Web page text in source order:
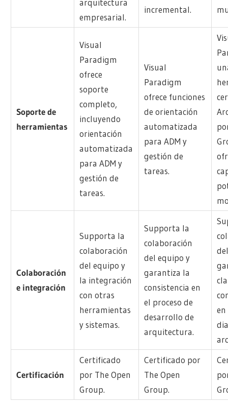
arquitectura
empresarial.
incremental.
Soporte de
herramientas
Visual
Paradigm
ofrece
soporte
completo,
incluyendo
orientación
automatizada
para ADM y
gestión de
tareas.
Visual
Paradigm
ofrece funciones
de orientación
automatizada
para ADM y
gestión de
tareas.
Colaboración
e integración
Supporta la
colaboración
del equipo y
la integración
con otras
herramientas
y sistemas.
Supporta la
colaboración
del equipo y
garantiza la
consistencia en
el proceso de
desarrollo de
arquitectura.
Certificación
Certificado
por The Open
Group.
Certificado por
The Open
Group.